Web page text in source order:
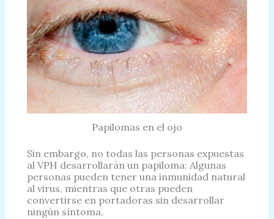
Papilomas en el ojo
Sin embargo, no todas las personas expuestas
al VPH desarrollarán un papiloma: Algunas
personas pueden tener una inmunidad natural
al virus, mientras que otras pueden
convertirse en portadoras sin desarrollar
ningún síntoma.